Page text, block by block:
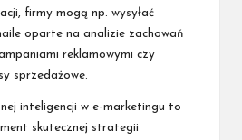
firmy mogą np. wysyłać
oparte na analizie zachowań
reklamowymi czy
sprzedażowe.
inteligencji w e-marketingu to
skutecznej strategii